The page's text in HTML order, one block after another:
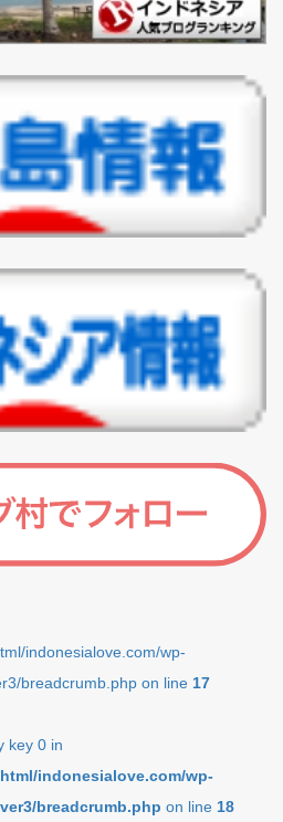
indonesialove.com/wp-
breadcrumb.php on line 17
key 0 in
indonesialove.com/wp-
breadcrumb.php on line 18